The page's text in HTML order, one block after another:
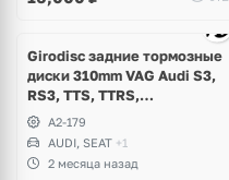
Girodisc задние тормозные
диски 310mm VAG Audi S3,
RS3, TTS, TTRS,
Volkswagen Golf R, Passat,
Arteon, Tiguan, Seat Leon,
Formentor Cupra
A2-179
AUDI, SEAT +1
2 месяца назад